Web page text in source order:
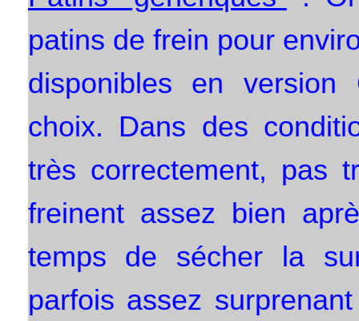
patins de frein pour
disponibles en version
choix. Dans des
très correctement, pas
freinent assez bien
temps de sécher la
parfois assez